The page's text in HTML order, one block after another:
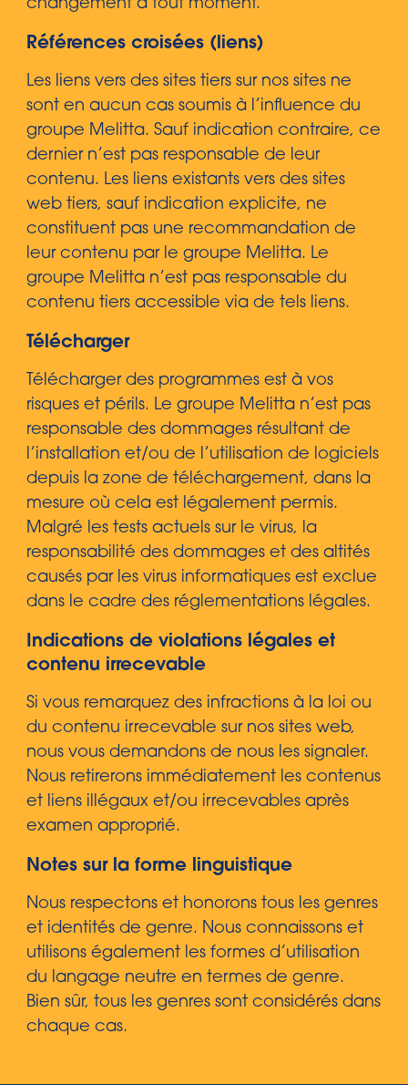
changement à tout moment.
Références croisées (liens)
Les liens vers des sites tiers sur nos sites ne
sont en aucun cas soumis à l’influence du
groupe Melitta. Sauf indication contraire, ce
dernier n’est pas responsable de leur
contenu. Les liens existants vers des sites
web tiers, sauf indication explicite, ne
constituent pas une recommandation de
leur contenu par le groupe Melitta. Le
groupe Melitta n’est pas responsable du
contenu tiers accessible via de tels liens.
Télécharger
Télécharger des programmes est à vos
risques et périls. Le groupe Melitta n’est pas
responsable des dommages résultant de
l’installation et/ou de l’utilisation de logiciels
depuis la zone de téléchargement, dans la
mesure où cela est légalement permis.
Malgré les tests actuels sur le virus, la
responsabilité des dommages et des altités
causés par les virus informatiques est exclue
dans le cadre des réglementations légales.
Indications de violations légales et
contenu irrecevable
Si vous remarquez des infractions à la loi ou
du contenu irrecevable sur nos sites web,
nous vous demandons de nous les signaler.
Nous retirerons immédiatement les contenus
et liens illégaux et/ou irrecevables après
examen approprié.
Notes sur la forme linguistique
Nous respectons et honorons tous les genres
et identités de genre. Nous connaissons et
utilisons également les formes d’utilisation
du langage neutre en termes de genre.
Bien sûr, tous les genres sont considérés dans
chaque cas.